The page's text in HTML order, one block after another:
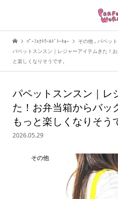
ﾊﾟｰﾌｪｸﾄﾜｰﾙﾄﾞﾄｰｷｮｰ その他 , パペッ
パペットスンスン｜レジャーアイテムきた！
と楽しくなりそうです。
パペットスンスン｜レ
た！お弁当箱からバッ
もっと楽しくなりそう
2026.05.29
その他